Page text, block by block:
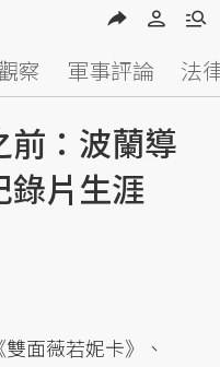
察 軍事評論 法
前：波蘭導
錄片生涯
雙面薇若妮卡》、